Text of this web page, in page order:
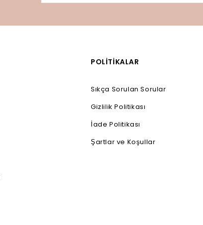
POLİTİKALAR
Sıkça Sorulan Sorular
Gizlilik Politikası
İade Politikası
Şartlar ve Koşullar